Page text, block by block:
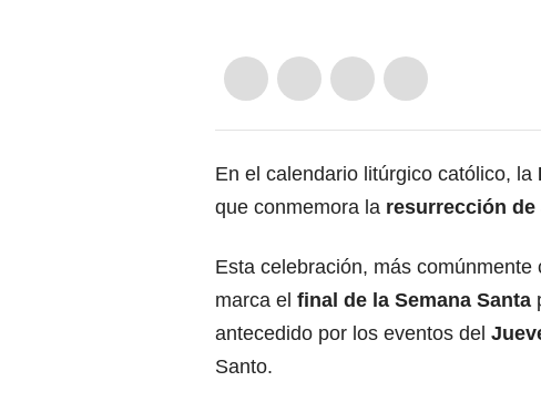
En el calendario litúrgico católico, la
que conmemora la resurrección
Esta celebración, más comúnmente
marca el final de la Semana Santa
antecedido por los eventos del
Santo.